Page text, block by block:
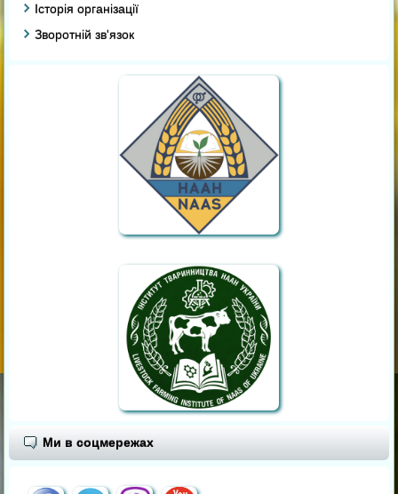
Історія організації
Зворотній зв'язок
Ми в соцмережах